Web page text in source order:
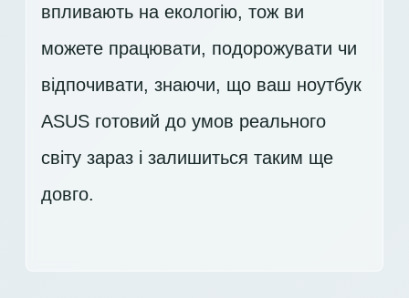
впливають на екологію, тож ви
можете працювати, подорожувати чи
відпочивати, знаючи, що ваш ноутбук
ASUS готовий до умов реального
світу зараз і залишиться таким ще
довго.